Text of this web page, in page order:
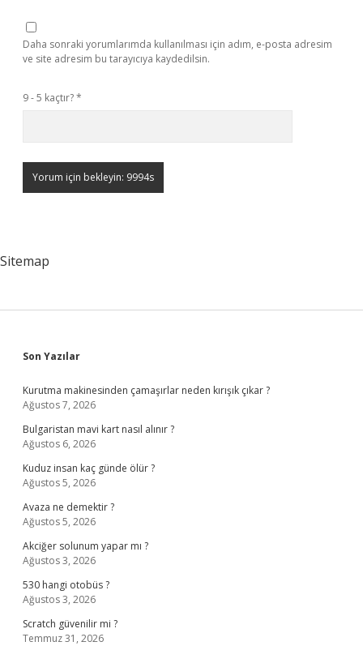
Daha sonraki yorumlarımda kullanılması için adım, e-posta adresim
ve site adresim bu tarayıcıya kaydedilsin.
9 - 5 kaçtır?*
Sitemap
Sidebar
Son Yazılar
Kurutma makinesinden çamaşırlar neden kırışık çıkar ?
Ağustos 7, 2026
Bulgaristan mavi kart nasıl alınır ?
Ağustos 6, 2026
Kuduz insan kaç günde ölür ?
Ağustos 5, 2026
Avaza ne demektir ?
Ağustos 5, 2026
Akciğer solunum yapar mı ?
Ağustos 3, 2026
530 hangi otobüs ?
Ağustos 3, 2026
Scratch güvenilir mi ?
Temmuz 31, 2026